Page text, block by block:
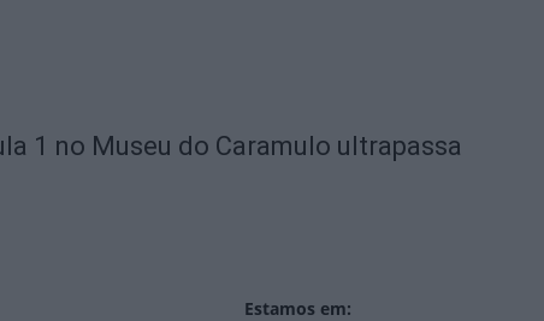
1 no Museu do Caramulo ultrapassa
Estamos em: